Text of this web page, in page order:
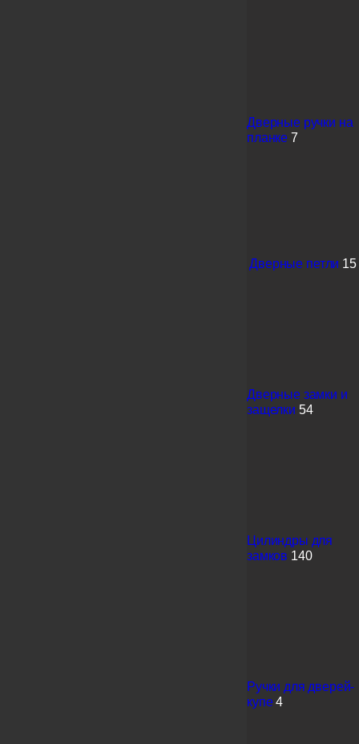
Дверные ручки на
планке 7
Дверные петли 15
Дверные замки и
защелки 54
Цилиндры для
замков 140
Ручки для дверей-
купе 4